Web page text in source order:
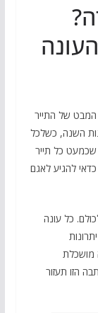
המבט של התייר
השנה, כשלכל
כל תייר
להגיע לאגם
כל עונה
מושכלת
הזו תעזור